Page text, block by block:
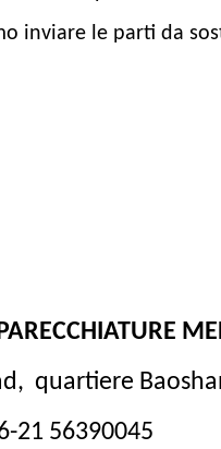
inviare le parti da
quartiere
21 56390045